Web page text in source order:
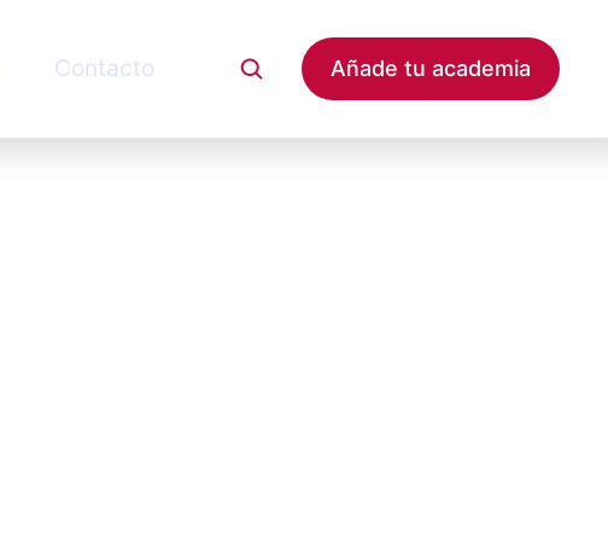
Contacto Añade tu academia